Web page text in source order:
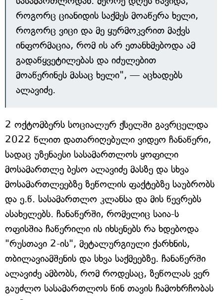
როგორც ციანიდის საქმეს მოაწერა ხელი,
როგორც ვიცი და მე ყურმოკვრით მაქვს
ინფორმაცია, რომ ის არ ეთანხმებოდა ამ
გადაწყვეტილებას და იძულებით
მოაწერინეს მასაც ხელი", — აცხადებს
ალავიძე.
2 ოქტომბერს სოციალურ ქსელში გავრცელდა
2022 წლით დათარიღებული ვიდეო ჩანაწერი,
სადაც უზენაესი სასამართლოს ყოფილი
მოსამართლე ბესო ალავიძე მასზე და სხვა
მოსამართლეებზე ზეწოლის ფაქტებზე საუბრობს
და ე.წ. სასამართლო კლანსა და მის წევრებს
ასახელებს. ჩანაწერში, რომელიც საია-ს
ოფისშია ჩაწერილი ის იხსენებს რა ხდებოდა
"რუსთავი 2-ის", მეტალურგიული ქარხნის,
თბილავიამშენის და სხვა საქმეებზე. ჩანაწერში
ალავიძე ამბობს, რომ როდესაც, ზეწოლას ვერ
გაუძლო სასამართლოს წინ თავის ჩამოხრჩობას